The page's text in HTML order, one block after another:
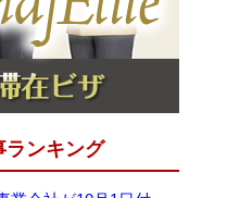
ランキング